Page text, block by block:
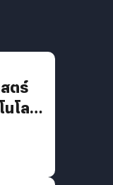
สตร์
โลยี